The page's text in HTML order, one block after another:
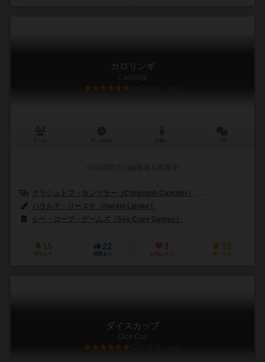
カロリンギ
Carolingi
6.1
クリシュトフ・カンツラー（Christoph Cantzler）
ハラルド・リースケ（Harald Lieske）
シー・コーブ・ゲームズ（Sea Cove Games）
15
興味あり
22
経験あり
3
お気に入り
23
持ってる
ダイスカップ
Dice Cup
6.0